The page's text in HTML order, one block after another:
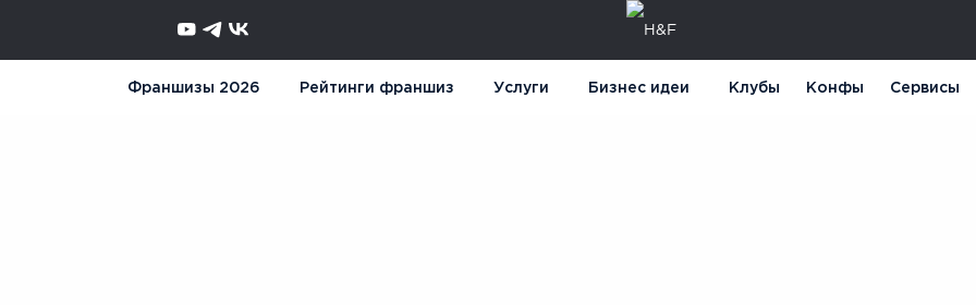
Франшизы 2026 Рейтинги франшиз Услуги Бизнес идеи Клубы Конфы Сервисы